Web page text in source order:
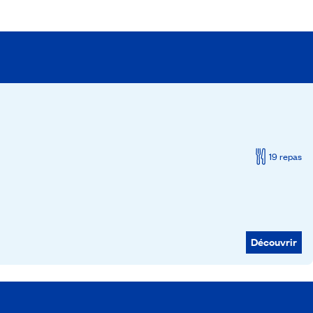
19 repas
Découvrir